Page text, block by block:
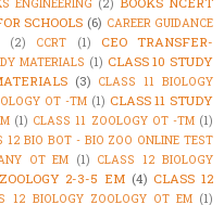
ENGINEERING (2)
SCHOOLS (6) CAREER GUIDANCE
(2) CCRT (1)
CEO TRANSFER-
MATERIALS (1) CLASS 10 STUDY
(3) CLASS 11 BIOLOGY
OT -TM (1) CLASS 11 STUDY
(1) CLASS 11 ZOOLOGY OT -TM (1)
12 BIO BOT - BIO ZOO ONLINE TEST
OT EM (1) CLASS 12 BIOLOGY
2-3-5 EM (4) CLASS 12
12 BIOLOGY ZOOLOGY OT EM (1)